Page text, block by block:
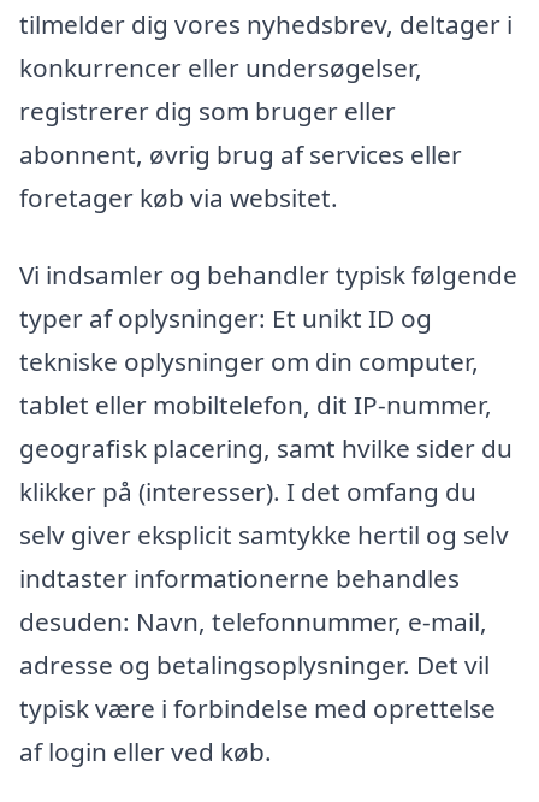
tilmelder dig vores nyhedsbrev, deltager i
konkurrencer eller undersøgelser,
registrerer dig som bruger eller
abonnent, øvrig brug af services eller
foretager køb via websitet.
Vi indsamler og behandler typisk følgende
typer af oplysninger: Et unikt ID og
tekniske oplysninger om din computer,
tablet eller mobiltelefon, dit IP-nummer,
geografisk placering, samt hvilke sider du
klikker på (interesser). I det omfang du
selv giver eksplicit samtykke hertil og selv
indtaster informationerne behandles
desuden: Navn, telefonnummer, e-mail,
adresse og betalingsoplysninger. Det vil
typisk være i forbindelse med oprettelse
af login eller ved køb.